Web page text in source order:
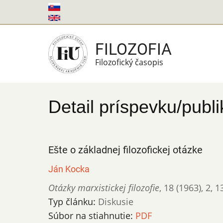
na
FILOZOFIA
Filozofický časopis
Detail príspevku/
Ešte o základnej filozofickej otázke
Ján Kocka
Otázky marxistickej filozofie, 18 (1963), 2,
Typ článku: Diskusie
Súbor na stiahnutie: PDF